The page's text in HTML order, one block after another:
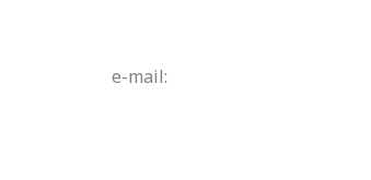
e-mail: